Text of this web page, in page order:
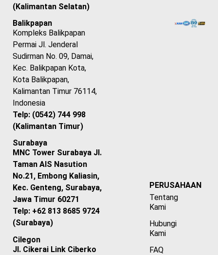
(Kalimantan Selatan)
Balikpapan
Kompleks Balikpapan
Permai Jl. Jenderal
Sudirman No. 09, Damai,
Kec. Balikpapan Kota,
Kota Balikpapan,
Kalimantan Timur 76114,
Indonesia
Telp: (0542) 744 998
(Kalimantan Timur)
Surabaya
MNC Tower Surabaya Jl.
Taman AIS Nasution
No.21, Embong Kaliasin,
Kec. Genteng, Surabaya,
Jawa Timur 60271
Telp: +62 813 8685 9724
(Surabaya)
Cilegon
Jl. Cikerai Link Ciberko
PERUSAHAAN
Tentang
Kami
Hubungi
Kami
FAQ